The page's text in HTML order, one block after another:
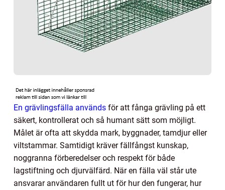
En grävlingsfälla används för att fånga grävling på ett
säkert, kontrollerat och så humant sätt som möjligt.
Målet är ofta att skydda mark, byggnader, tamdjur eller
viltstammar. Samtidigt kräver fällfångst kunskap,
noggranna förberedelser och respekt för både
lagstiftning och djurvälfärd. När en fälla väl står ute
ansvarar användaren fullt ut för hur den fungerar, hur